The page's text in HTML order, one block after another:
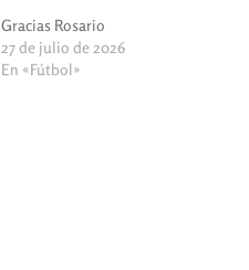
Gracias Rosario
27 de julio de 2026
En «Fútbol»